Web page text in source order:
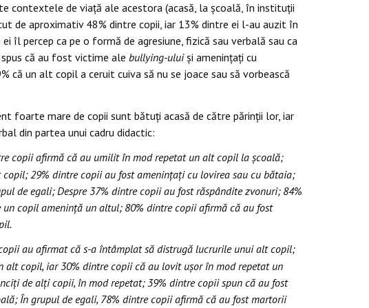
contextele de viață ale acestora (acasă, la școală, în instituții
de aproximativ 48% dintre copii, iar 13% dintre ei l-au auzit în
îl percep ca pe o formă de agresiune, fizică sau verbală sau ca
că au fost victime ale bullying-uluiși ameninţaţi cu
că un alt copil a ceruit cuiva să nu se joace sau să vorbească
foarte mare de copii sunt bătuți acasă de către părinții lor, iar
din partea unui cadru didactic:
copii afirmă că au umilit în mod repetat un alt copil la școală;
29% dintre copii au fost amenințați cu lovirea sau cu bătaia;
de egali; Despre 37% dintre copii au fost răspândite zvonuri; 84%
copil ameninţă un altul; 80% dintre copii afirmă că au fost
au afirmat că s-a întâmplat să distrugă lucrurile unui alt copil;
copil, iar 30% dintre copii că au lovit uşor în mod repetat un
de alți copii, în mod repetat; 39% dintre copii spun că au fost
În grupul de egali, 78% dintre copii afirmă că au fost martorii